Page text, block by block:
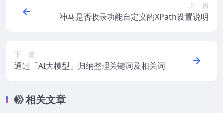
上一篇
神马是否收录功能自定义的XPath设置说明
下一篇
通过「AI大模型」归纳整理关键词及相关词
相关文章